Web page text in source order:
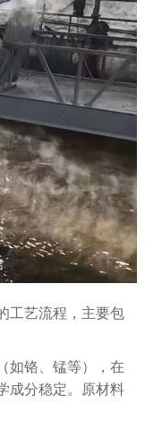
工艺流程，主要包
如铬、锰等），在
成分稳定。原材料